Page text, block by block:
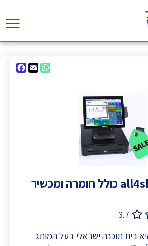
Email
WhatsApp
all4shop Classic כולל חומרה ומכשיר
3.7
בית תוכנה ישראלי בעל המותג